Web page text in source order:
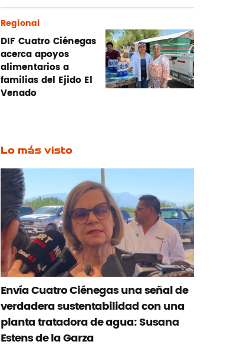
Regional
DIF Cuatro Ciénegas
acerca apoyos
alimentarios a
familias del Ejido El
Venado
Lo más visto
Envía Cuatro Ciénegas una señal de
verdadera sustentabilidad con una
planta tratadora de agua: Susana
Estens de la Garza